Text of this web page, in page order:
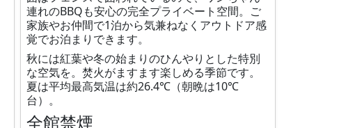
連れのBBQも安心の完全プライベート空間。ご
家族やお仲間で1泊から気兼ねなく​アウトドア感
覚でお泊まりできます。
​​秋には紅葉や冬の始まりのひんやりとした特別
な空気を。焚火がますます楽しめる季節です。
夏は平均最高気温は約26.4℃（朝晩は10℃
台）。
全館禁煙